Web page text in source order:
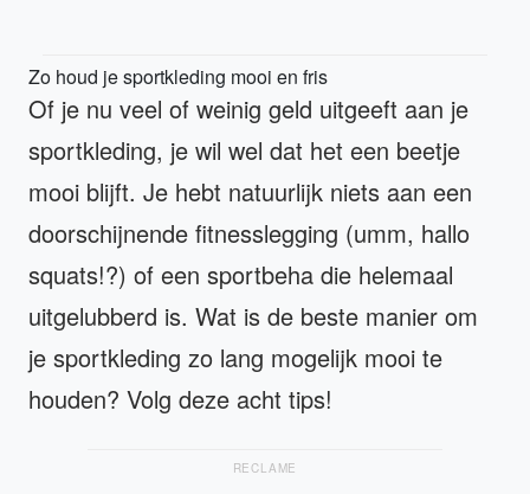
Zo houd je sportkleding mooi en fris
Of je nu veel of weinig geld uitgeeft aan je
sportkleding, je wil wel dat het een beetje
mooi blijft. Je hebt natuurlijk niets aan een
doorschijnende fitnesslegging (umm, hallo
squats!?) of een sportbeha die helemaal
uitgelubberd is. Wat is de beste manier om
je sportkleding zo lang mogelijk mooi te
houden? Volg deze acht tips!
RECLAME